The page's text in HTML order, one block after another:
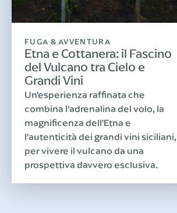
FUGA & AVVENTURA
Etna e Cottanera: il Fascino
del Vulcano tra Cielo e
Grandi Vini
Un'esperienza raffinata che
combina l'adrenalina del volo, la
magnificenza dell'Etna e
l'autenticità dei grandi vini siciliani,
per vivere il vulcano da una
prospettiva davvero esclusiva.